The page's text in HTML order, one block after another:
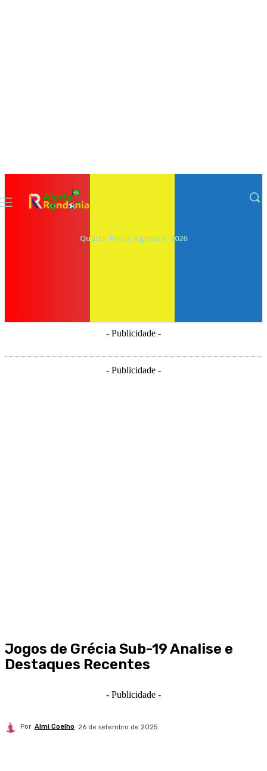
Quarta-Feira, Agosto 5, 2026
- Publicidade -
- Publicidade -
Jogos de Grécia Sub-19 Analise e
Destaques Recentes
- Publicidade -
Por Almi Coelho 26 de setembro de 2025